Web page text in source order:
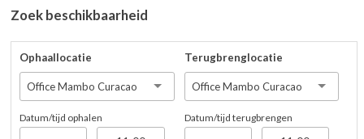
Zoek beschikbaarheid
Ophaallocatie
Office Mambo Curacao
Datum/tijd ophalen
Terugbrenglocatie
Office Mambo Curacao
Datum/tijd terugbrengen